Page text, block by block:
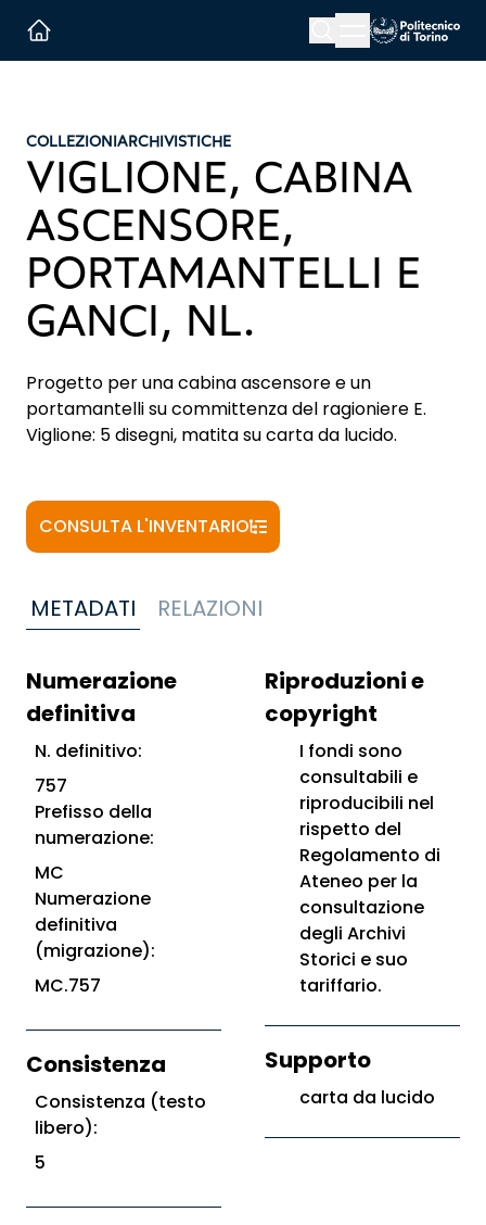
Menu button
COLLEZIONIARCHIVISTICHE
VIGLIONE, CABINA
ASCENSORE,
PORTAMANTELLI E
GANCI, NL.
Progetto per una cabina ascensore e un
portamantelli su committenza del ragioniere E.
Viglione: 5 disegni, matita su carta da lucido.
CONSULTA L'INVENTARIO
METADATI RELAZIONI
Numerazione
definitiva
N. definitivo:
757
Prefisso della
numerazione:
MC
Numerazione
definitiva
(migrazione):
MC.757
Consistenza
Consistenza (testo
libero):
5
Riproduzioni e
copyright
I fondi sono
consultabili e
riproducibili nel
rispetto del
Regolamento di
Ateneo per la
consultazione
degli Archivi
Storici e suo
tariffario.
Supporto
carta da lucido